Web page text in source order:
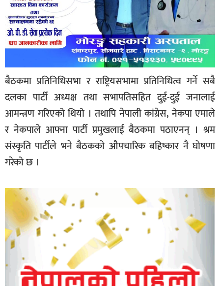
बैठकमा प्रतिनिधिसभा र राष्ट्रियसभामा प्रतिनिधित्व गर्ने सबै
दलका पार्टी अध्यक्ष तथा सभापतिसहित दुई-दुई जनालाई
आमन्त्रण गरिएको थियो । तथापि नेपाली कांग्रेस, नेकपा एमाले
र नेकपाले आफ्ना पार्टी प्रमुखलाई बैठकमा पठाएनन् । श्रम
संस्कृति पार्टीले भने बैठकको औपचारिक बहिष्कार नै घोषणा
गरेको छ ।